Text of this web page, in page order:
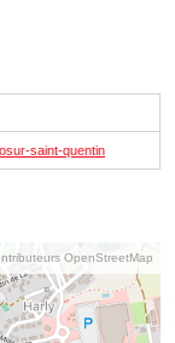
saint-quentin
OpenStreetMap